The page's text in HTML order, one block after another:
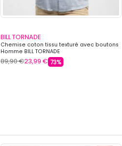
BILL TORNADE
Chemise coton tissu texturé avec boutons
Homme BILL TORNADE
89,90 €23,99 € 73%